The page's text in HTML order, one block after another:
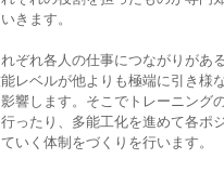
きます。
ぞれ各人の仕事につながりがあ
レベルが他よりも極端に引き様
響します。そこでトレーニング
ったり、多能工化を進めて各ポ
いく体制をづくりを行います。